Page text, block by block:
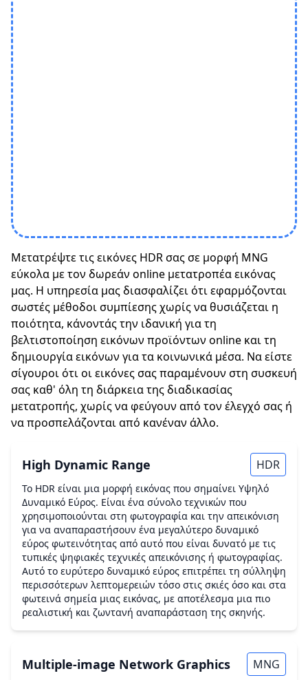
Μετατρέψτε τις εικόνες HDR σας σε μορφή MNG
εύκολα με τον δωρεάν online μετατροπέα εικόνας
μας. Η υπηρεσία μας διασφαλίζει ότι εφαρμόζονται
σωστές μέθοδοι συμπίεσης χωρίς να θυσιάζεται η
ποιότητα, κάνοντάς την ιδανική για τη
βελτιστοποίηση εικόνων προϊόντων online και τη
δημιουργία εικόνων για τα κοινωνικά μέσα. Να είστε
σίγουροι ότι οι εικόνες σας παραμένουν στη συσκευή
σας καθ' όλη τη διάρκεια της διαδικασίας
μετατροπής, χωρίς να φεύγουν από τον έλεγχό σας ή
να προσπελάζονται από κανέναν άλλο.
High Dynamic Range HDR
Το HDR είναι μια μορφή εικόνας που σημαίνει Υψηλό
Δυναμικό Εύρος. Είναι ένα σύνολο τεχνικών που
χρησιμοποιούνται στη φωτογραφία και την απεικόνιση
για να αναπαραστήσουν ένα μεγαλύτερο δυναμικό
εύρος φωτεινότητας από αυτό που είναι δυνατό με τις
τυπικές ψηφιακές τεχνικές απεικόνισης ή φωτογραφίας.
Αυτό το ευρύτερο δυναμικό εύρος επιτρέπει τη σύλληψη
περισσότερων λεπτομερειών τόσο στις σκιές όσο και στα
φωτεινά σημεία μιας εικόνας, με αποτέλεσμα μια πιο
ρεαλιστική και ζωντανή αναπαράσταση της σκηνής.
Multiple-image Network Graphics MNG